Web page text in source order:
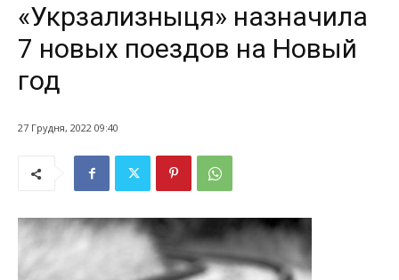
«Укрзализныця» назначила
7 новых поездов на Новый
год
27 Грудня, 2022 09:40